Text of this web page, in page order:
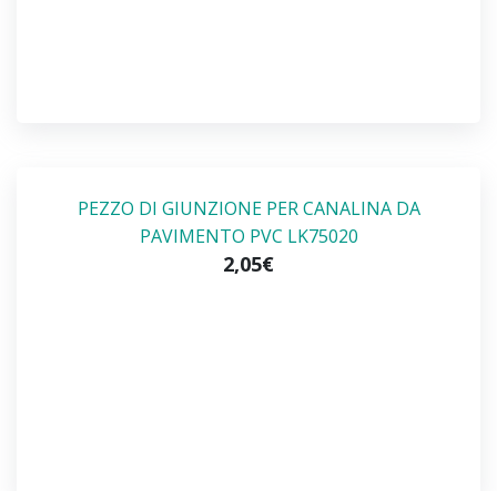
PEZZO DI GIUNZIONE PER CANALINA DA
PAVIMENTO PVC LK75020
2,05€